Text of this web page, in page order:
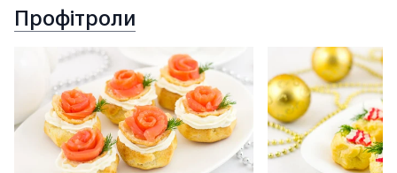
Профітроли